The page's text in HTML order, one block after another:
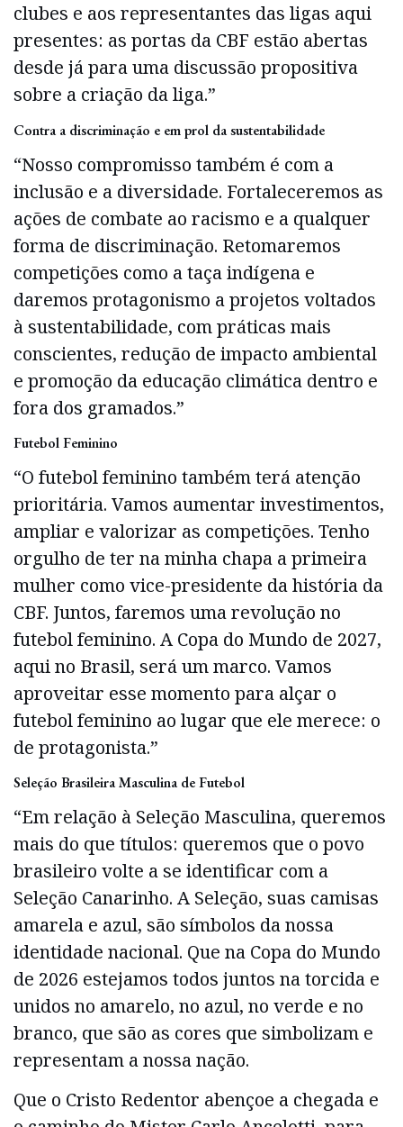
clubes e aos representantes das ligas aqui
presentes: as portas da CBF estão abertas
desde já para uma discussão propositiva
sobre a criação da liga.”
Contra a discriminação e em prol da sustentabilidade
“Nosso compromisso também é com a
inclusão e a diversidade. Fortaleceremos as
ações de combate ao racismo e a qualquer
forma de discriminação. Retomaremos
competições como a taça indígena e
daremos protagonismo a projetos voltados
à sustentabilidade, com práticas mais
conscientes, redução de impacto ambiental
e promoção da educação climática dentro e
fora dos gramados.”
Futebol Feminino
“O futebol feminino também terá atenção
prioritária. Vamos aumentar investimentos,
ampliar e valorizar as competições. Tenho
orgulho de ter na minha chapa a primeira
mulher como vice-presidente da história da
CBF. Juntos, faremos uma revolução no
futebol feminino. A Copa do Mundo de 2027,
aqui no Brasil, será um marco. Vamos
aproveitar esse momento para alçar o
futebol feminino ao lugar que ele merece: o
de protagonista.”
Seleção Brasileira Masculina de Futebol
“Em relação à Seleção Masculina, queremos
mais do que títulos: queremos que o povo
brasileiro volte a se identificar com a
Seleção Canarinho. A Seleção, suas camisas
amarela e azul, são símbolos da nossa
identidade nacional. Que na Copa do Mundo
de 2026 estejamos todos juntos na torcida e
unidos no amarelo, no azul, no verde e no
branco, que são as cores que simbolizam e
representam a nossa nação.
Que o Cristo Redentor abençoe a chegada e